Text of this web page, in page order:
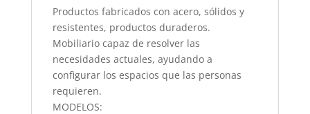
Productos fabricados con acero, sólidos y
resistentes, productos duraderos.
Mobiliario capaz de resolver las
necesidades actuales, ayudando a
configurar los espacios que las personas
requieren.
MODELOS: